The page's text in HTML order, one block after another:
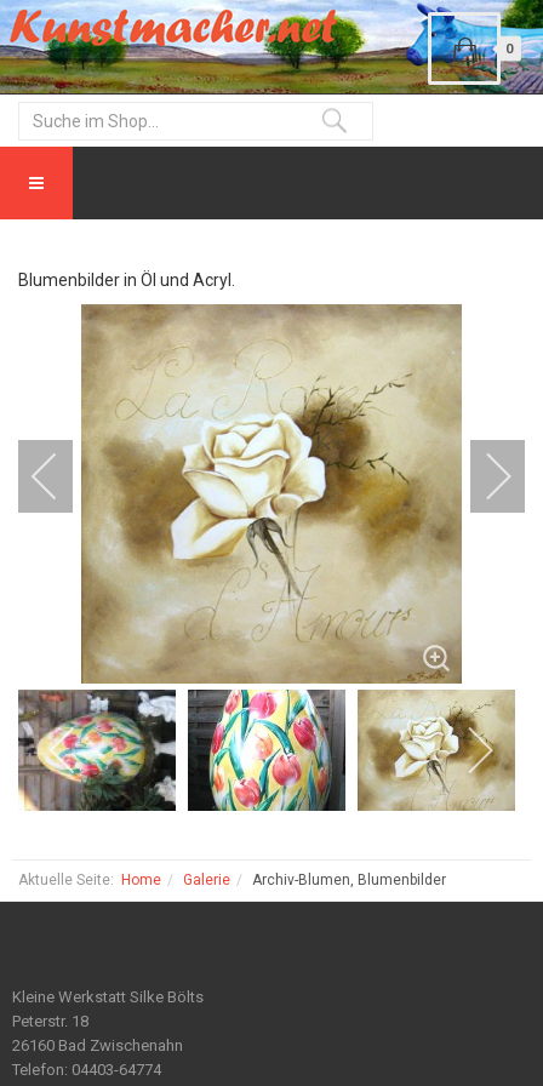
0
Blumenbilder in Öl und Acryl.
Aktuelle Seite: Home Galerie Archiv-Blumen, Blumenbilder
Kleine Werkstatt Silke Bölts
Peterstr. 18
26160 Bad Zwischenahn
Telefon: 04403-64774